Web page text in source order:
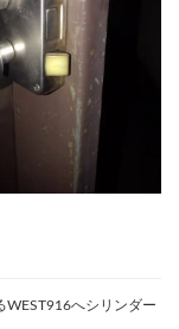
WEST916へシリンダー